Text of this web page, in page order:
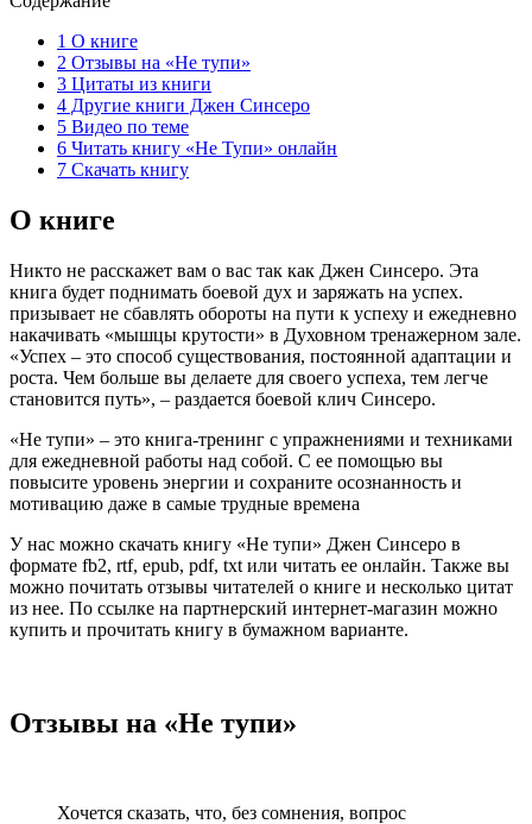
1 О книге
2 Отзывы на «Не тупи»
3 Цитаты из книги
4 Другие книги Джен Синсеро
5 Видео по теме
6 Читать книгу «Не Тупи» онлайн
7 Скачать книгу
О книге
Никто не расскажет вам о вас так как Джен Синсеро. Эта
книга будет поднимать боевой дух и заряжать на успех.
призывает не сбавлять обороты на пути к успеху и ежедневно
накачивать «мышцы крутости» в Духовном тренажерном зале.
«Успех – это способ существования, постоянной адаптации и
роста. Чем больше вы делаете для своего успеха, тем легче
становится путь», – раздается боевой клич Синсеро.
«Не тупи» – это книга-тренинг с упражнениями и техниками
для ежедневной работы над собой. С ее помощью вы
повысите уровень энергии и сохраните осознанность и
мотивацию даже в самые трудные времена
У нас можно скачать книгу «Не тупи» Джен Синсеро в
формате fb2, rtf, epub, pdf, txt или читать ее онлайн. Также вы
можно почитать отзывы читателей о книге и несколько цитат
из нее. По ссылке на партнерский интернет-магазин можно
купить и прочитать книгу в бумажном варианте.
Отзывы на «Не тупи»
Хочется сказать, что, без сомнения, вопрос